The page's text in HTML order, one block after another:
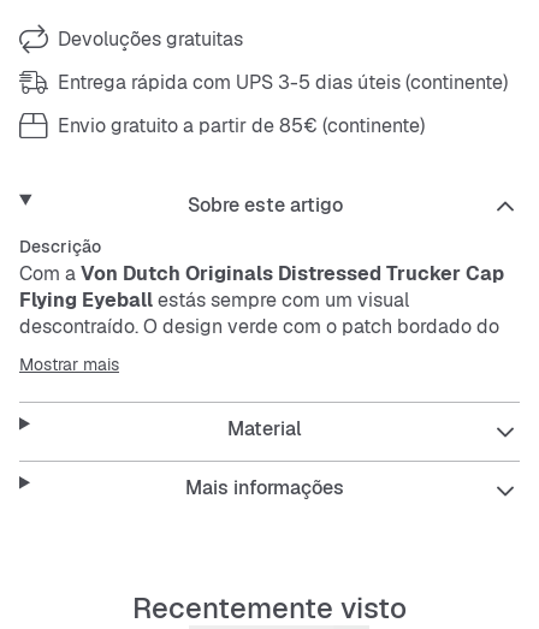
Devoluções gratuitas
Entrega rápida com UPS 3-5 dias úteis (continente)
Envio gratuito a partir de 85€ (continente)
Sobre este artigo
Descrição
Com aVon Dutch Originals Distressed Trucker Cap
Flying Eyeballestás sempre com um visual
descontraído. O design verde com o patch bordado do
eyeball marcante destaca-se logo à primeira vista. A
cap é resistente e protege contra os raios UV – ideal
para dias de sol.
Features:
Fecho snapback ajustável para um encaixe
Mostrar mais
Material
Mais informações
Recentemente visto